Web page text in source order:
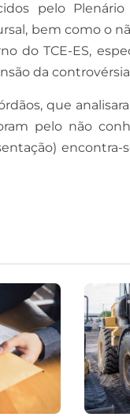
pelo Plenário
bem como o
do TCE-ES,
da
que
pelo não
encontra-